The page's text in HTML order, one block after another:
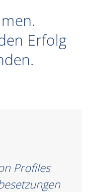
Erfolg
Profiles